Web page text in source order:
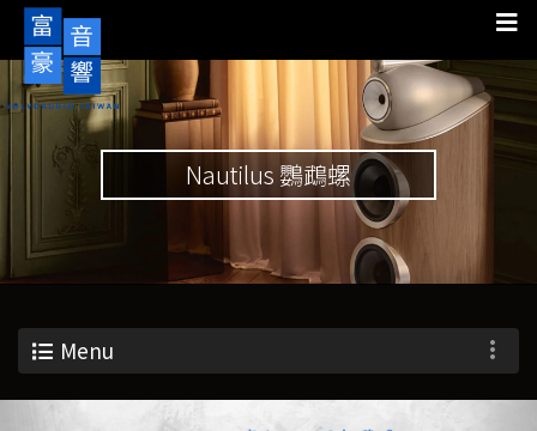
Nautilus 鸚鵡螺
Menu